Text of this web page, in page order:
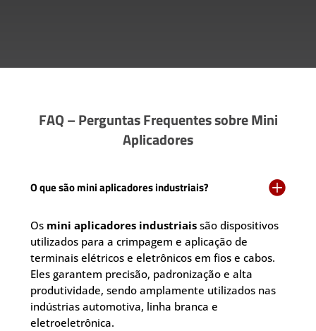
FAQ – Perguntas Frequentes sobre Mini
Aplicadores
O que são mini aplicadores industriais? 
Os mini aplicadores industriais são dispositivos
utilizados para a crimpagem e aplicação de
terminais elétricos e eletrônicos em fios e cabos.
Eles garantem precisão, padronização e alta
produtividade, sendo amplamente utilizados nas
indústrias automotiva, linha branca e
eletroeletrônica.